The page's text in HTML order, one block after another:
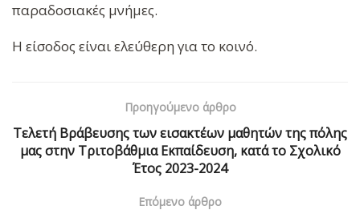
παραδοσιακές μνήμες.
Η είσοδος είναι ελεύθερη για το κοινό.
Προηγούμενο άρθρο
Τελετή Βράβευσης των εισακτέων μαθητών της πόλης
μας στην Τριτοβάθμια Εκπαίδευση, κατά το Σχολικό
Έτος 2023-2024
Επόμενο άρθρο